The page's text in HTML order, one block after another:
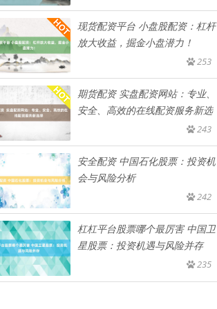
现货配资平台 小盘股配资：杠杆
放大收益，掘金小盘潜力！
253
期货配资 实盘配资网站：专业、
安全、高效的在线配资服务新选
243
安全配资 中国石化股票：投资机
会与风险分析
242
杠杠平台股票哪个最厉害 中国卫
星股票：投资机遇与风险并存
235